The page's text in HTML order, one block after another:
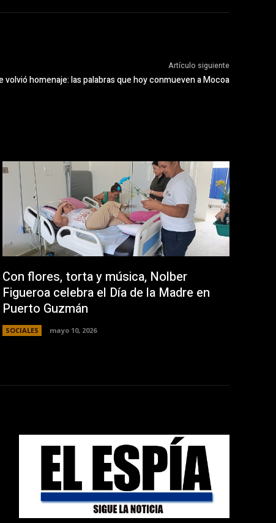
Artículo siguiente
volvió homenaje: las palabras que hoy conmueven a Mocoa
Con flores, torta y música, Nolber
Figueroa celebra el Día de la Madre en
Puerto Guzmán
SOCIALES mayo 10, 2026